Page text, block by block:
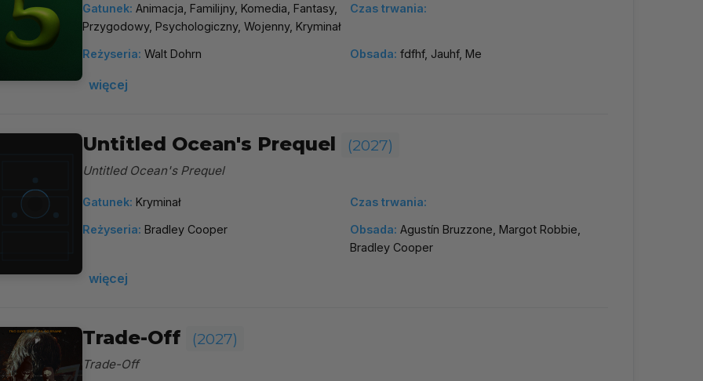
Gatunek: Animacja, Familijny, Komedia, Fantasy,
Przygodowy, Psychologiczny, Wojenny, Kryminał
Czas trwania:
Reżyseria: Walt Dohrn Obsada: fdfhf, Jauhf, Me
więcej
Untitled Ocean's Prequel (2027)
Untitled Ocean's Prequel
Gatunek: Kryminał Czas trwania:
Reżyseria: Bradley Cooper Obsada: Agustín Bruzzone, Margot Robbie,
Bradley Cooper
więcej
Trade-Off (2027)
Trade-Off